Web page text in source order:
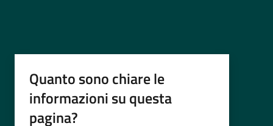
Quanto sono chiare le
informazioni su questa
pagina?